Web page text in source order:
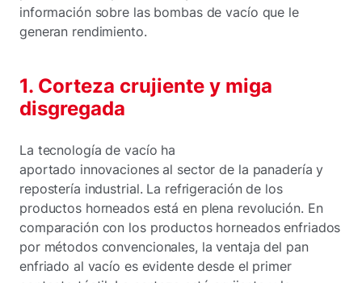
información sobre las bombas de vacío que le
generan rendimiento.
1. Corteza crujiente y miga
disgregada
La tecnología de vacío ha
aportado innovaciones al sector de la panadería y
repostería industrial. La refrigeración de los
productos horneados está en plena revolución. En
comparación con los productos horneados enfriados
por métodos convencionales, la ventaja del pan
enfriado al vacío es evidente desde el primer